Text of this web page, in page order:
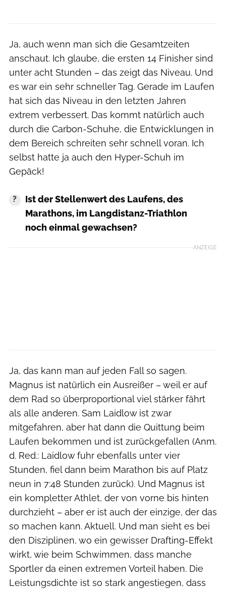
Ja, auch wenn man sich die Gesamtzeiten
anschaut. Ich glaube, die ersten 14 Finisher sind
unter acht Stunden – das zeigt das Niveau. Und
es war ein sehr schneller Tag. Gerade im Laufen
hat sich das Niveau in den letzten Jahren
extrem verbessert. Das kommt natürlich auch
durch die Carbon-Schuhe, die Entwicklungen in
dem Bereich schreiten sehr schnell voran. Ich
selbst hatte ja auch den Hyper-Schuh im
Gepäck!
Ist der Stellenwert des Laufens, des
Marathons, im Langdistanz-Triathlon
noch einmal gewachsen?
ANZEIGE
Ja, das kann man auf jeden Fall so sagen.
Magnus ist natürlich ein Ausreißer – weil er auf
dem Rad so überproportional viel stärker fährt
als alle anderen. Sam Laidlow ist zwar
mitgefahren, aber hat dann die Quittung beim
Laufen bekommen und ist zurückgefallen (Anm.
d. Red.: Laidlow fuhr ebenfalls unter vier
Stunden, fiel dann beim Marathon bis auf Platz
neun in 7:48 Stunden zurück). Und Magnus ist
ein kompletter Athlet, der von vorne bis hinten
durchzieht – aber er ist auch der einzige, der das
so machen kann. Aktuell. Und man sieht es bei
den Disziplinen, wo ein gewisser Drafting-Effekt
wirkt, wie beim Schwimmen, dass manche
Sportler da einen extremen Vorteil haben. Die
Leistungsdichte ist so stark angestiegen, dass